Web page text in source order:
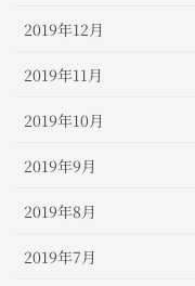
2019年12月
2019年11月
2019年10月
2019年9月
2019年8月
2019年7月